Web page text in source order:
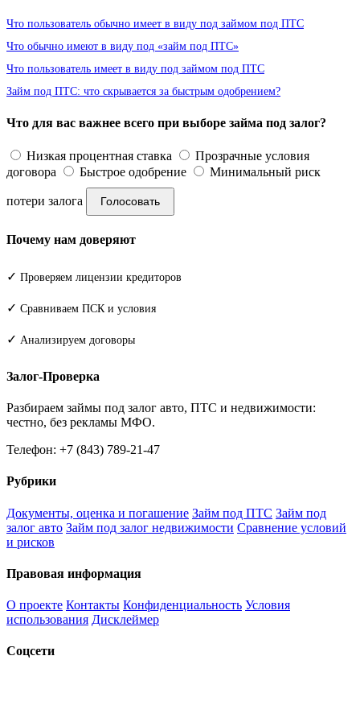
Что пользователь обычно имеет в виду под займом под ПТС
Что обычно имеют в виду под «займ под ПТС»
Что пользователь имеет в виду под займом под ПТС
Займ под ПТС: что скрывается за быстрым одобрением?
Что для вас важнее всего при выборе займа под залог?
Низкая процентная ставка
Прозрачные условия
договора
Быстрое одобрение Минимальный риск
потери залога Голосовать
Почему нам доверяют
✓ Проверяем лицензии кредиторов
✓ Сравниваем ПСК и условия
✓ Анализируем договоры
Залог-Проверка
Разбираем займы под залог авто, ПТС и недвижимости:
честно, без рекламы МФО.
Телефон: +7 (843) 789-21-47
Рубрики
Документы, оценка и погашение Займ под ПТС Займ под
залог авто Займ под залог недвижимости Сравнение условий
и рисков
Правовая информация
О проекте Контакты Конфиденциальность Условия
использования Дисклеймер
Соцсети